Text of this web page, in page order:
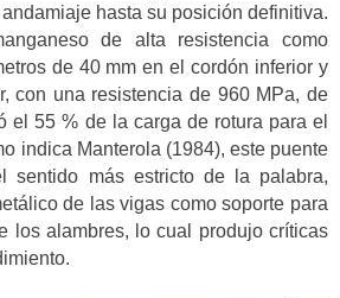
hasta su posición definitiva.
de alta resistencia como
de 40 mm en el cordón inferior y
con una resistencia de 960 MPa, de
el 55 % de la carga de rotura para el
indica Manterola (1984), este puente
sentido más estricto de la palabra,
de las vigas como soporte para
los alambres, lo cual produjo críticas